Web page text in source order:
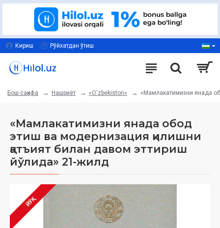
Кириш Рўйхатдан ўтиш
Бош саҳифа Нашриёт «O'zbekiston» «Мамлакатимизни янада
«Мамлакатимизни янада обод
этиш ва модернизация қилишни
қатъият билан давом эттириш
йўлида» 21-жилд
ЙЎҚ